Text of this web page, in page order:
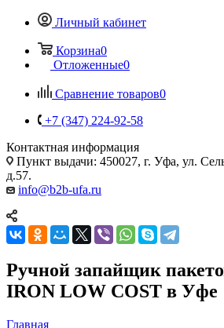
Личный кабинет
Корзина0
Отложенные0
Сравнение товаров0
+7 (347) 224-92-58
Контактная информация
Пункт выдачи: 450027, г. Уфа, ул.
д.57.
info@b2b-ufa.ru
Ручной запайщик
IRON LOW COST в Уфе
Главная